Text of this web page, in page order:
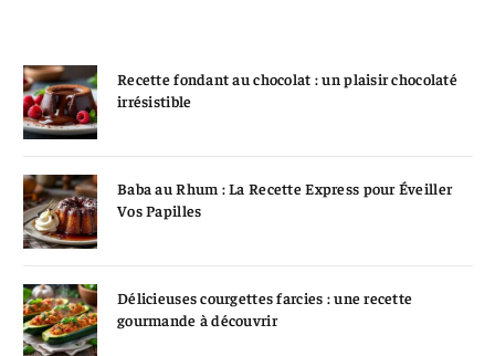
Recette fondant au chocolat : un plaisir chocolaté
irrésistible
Baba au Rhum : La Recette Express pour Éveiller
Vos Papilles
Délicieuses courgettes farcies : une recette
gourmande à découvrir